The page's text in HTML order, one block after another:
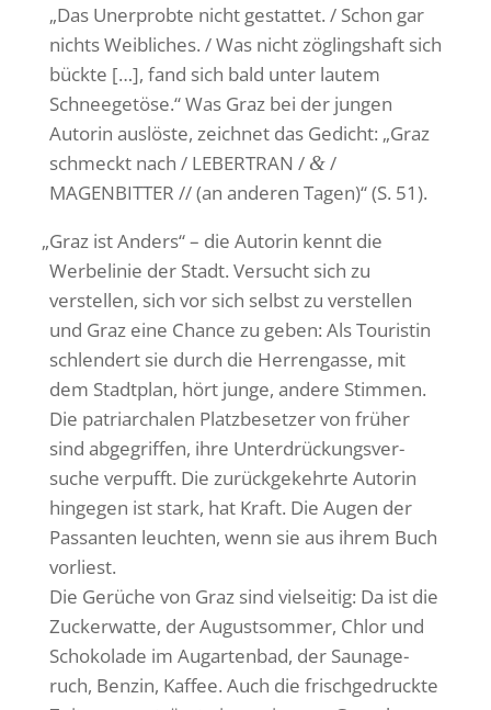
„Das Uner­probte nicht gestattet. / Schon gar
nichts Weib­li­ches. / Was nicht zöglings­haft sich
bückte […], fand sich bald unter lautem
Schnee­ge­töse.“ Was Graz bei der jungen
Autorin auslöste, zeichnet das Gedicht: „Graz
schmeckt nach / LEBERTRAN /&/
MAGENBITTER // (an anderen Tagen)“ (S. 51).
„Graz ist Anders“ – die Autorin kennt die
Werbe­linie der Stadt. Versucht sich zu
verstellen, sich vor sich selbst zu verstellen
und Graz eine Chance zu geben: Als Touristin
schlen­dert sie durch die Herren­gasse, mit
dem Stadt­plan, hört junge, andere Stimmen.
Die patri­ar­chalen Platz­be­setzer von früher
sind abge­griffen, ihre Unter­drü­ckungs­ver­
suche verpufft. Die zurück­ge­kehrte Autorin
hingegen ist stark, hat Kraft. Die Augen der
Passanten leuchten, wenn sie aus ihrem Buch
vorliest.
Die Gerüche von Graz sind viel­seitig: Da ist die
Zucker­watte, der August­sommer, Chlor und
Scho­ko­lade im Augar­tenbad, der Sauna­ge­
ruch, Benzin, Kaffee. Auch die frisch­ge­druckte